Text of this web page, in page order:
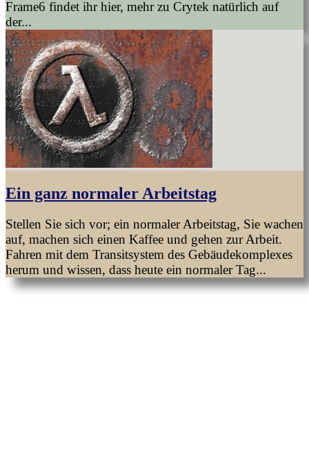
Frame6 findet ihr hier, mehr zu Crytek natürlich auf
der...
Ein ganz normaler Arbeitstag
Stellen Sie sich vor; ein normaler Arbeitstag, Sie wachen
auf, machen sich einen Kaffee und gehen zur Arbeit.
Fahren mit dem Transitsystem des Gebäudekomplexes
herum und wissen, dass heute ein normaler Tag...